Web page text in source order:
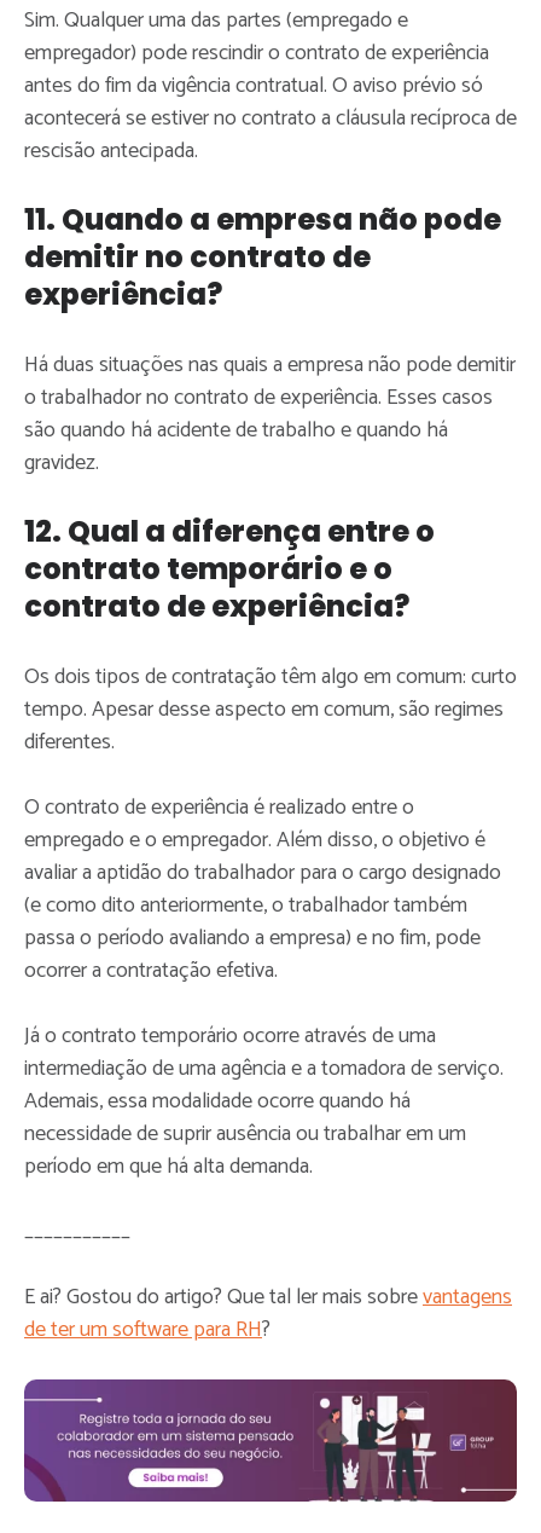
Sim. Qualquer uma das partes (empregado e
empregador) pode rescindir o contrato de experiência
antes do fim da vigência contratual. O aviso prévio só
acontecerá se estiver no contrato a cláusula recíproca de
rescisão antecipada.
11. Quando a empresa não pode
demitir no contrato de
experiência?
Há duas situações nas quais a empresa não pode demitir
o trabalhador no contrato de experiência. Esses casos
são quando há acidente de trabalho e quando há
gravidez.
12. Qual a diferença entre o
contrato temporário e o
contrato de experiência?
Os dois tipos de contratação têm algo em comum: curto
tempo. Apesar desse aspecto em comum, são regimes
diferentes.
O contrato de experiência é realizado entre o
empregado e o empregador. Além disso, o objetivo é
avaliar a aptidão do trabalhador para o cargo designado
(e como dito anteriormente, o trabalhador também
passa o período avaliando a empresa) e no fim, pode
ocorrer a contratação efetiva.
Já o contrato temporário ocorre através de uma
intermediação de uma agência e a tomadora de serviço.
Ademais, essa modalidade ocorre quando há
necessidade de suprir ausência ou trabalhar em um
período em que há alta demanda.
___________
E ai? Gostou do artigo? Que tal ler mais sobrevantagens
de ter um software para RH?